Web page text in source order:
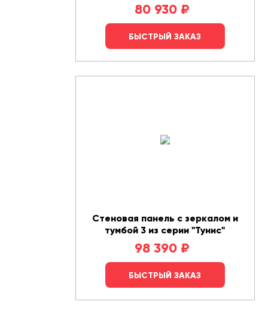
80 930 ₽
БЫСТРЫЙ ЗАКАЗ
Стеновая панель с зеркалом и
тумбой 3 из серии "Тунис"
98 390 ₽
БЫСТРЫЙ ЗАКАЗ